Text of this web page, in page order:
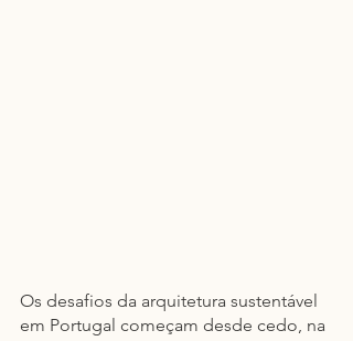
Os desafios da arquitetura sustentável
em Portugal começam desde cedo, na